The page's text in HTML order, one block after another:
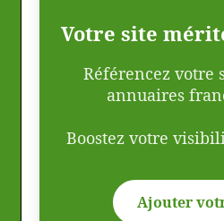
Votre site
Référencez votre
annuaires
Boostez votre
Ajouter